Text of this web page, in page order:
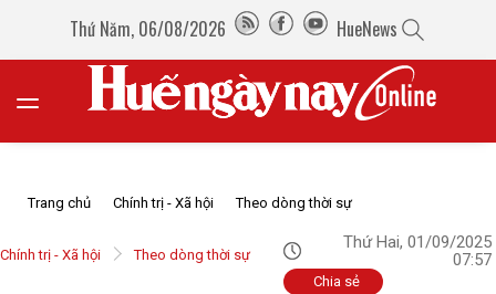
Thứ Năm, 06/08/2026 HueNews
Trang chủ Chính trị - Xã hội Theo dòng thời sự
Chính trị - Xã hội Theo dòng thời sự
Thứ Hai, 01/09/2025
07:57
Chia sẻ